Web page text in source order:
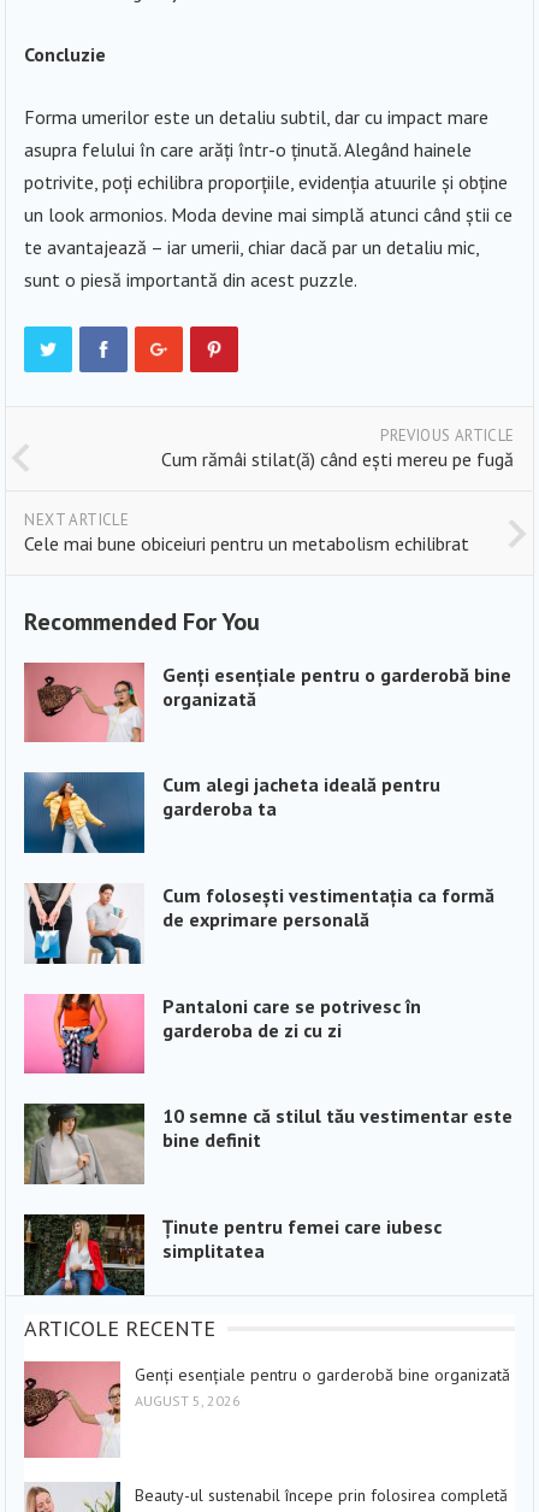
Concluzie
Forma umerilor este un detaliu subtil, dar cu impact mare
asupra felului în care arăți într-o ținută. Alegând hainele
potrivite, poți echilibra proporțiile, evidenția atuurile și obține
un look armonios. Moda devine mai simplă atunci când știi ce
te avantajează – iar umerii, chiar dacă par un detaliu mic,
sunt o piesă importantă din acest puzzle.
PREVIOUS ARTICLE
Cum rămâi stilat(ă) când ești mereu pe fugă
NEXT ARTICLE
Cele mai bune obiceiuri pentru un metabolism echilibrat
Recommended For You
Genți esențiale pentru o garderobă bine
organizată
Cum alegi jacheta ideală pentru
garderoba ta
Cum folosești vestimentația ca formă
de exprimare personală
Pantaloni care se potrivesc în
garderoba de zi cu zi
10 semne că stilul tău vestimentar este
bine definit
Ținute pentru femei care iubesc
simplitatea
ARTICOLE RECENTE
Genți esențiale pentru o garderobă bine organizată
AUGUST 5, 2026
Beauty-ul sustenabil începe prin folosirea completă